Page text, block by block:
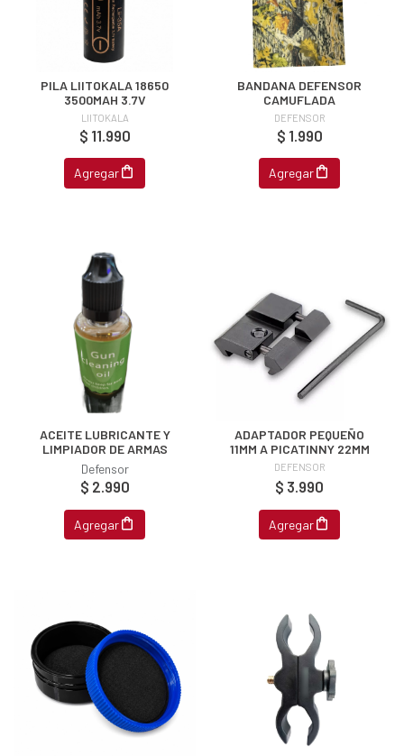
PILA LIITOKALA 18650
3500MAH 3.7V
LIITOKALA
$ 11.990
Agregar
BANDANA DEFENSOR
CAMUFLADA
DEFENSOR
$ 1.990
Agregar
ACEITE LUBRICANTE Y
LIMPIADOR DE ARMAS
Defensor
$ 2.990
Agregar
ADAPTADOR PEQUEÑO
11MM A PICATINNY 22MM
DEFENSOR
$ 3.990
Agregar